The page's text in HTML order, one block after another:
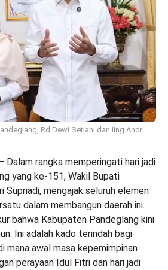
Rd Dewi Setiani dan Iing Andri
Dalam rangka memperingati hari jadi
yang ke-151, Wakil Bupati
Supriadi, mengajak seluruh elemen
dalam membangun daerah ini.
bahwa Kabupaten Pandeglang kini
Ini adalah kado terindah bagi
mana awal masa kepemimpinan
perayaan Idul Fitri dan hari jadi